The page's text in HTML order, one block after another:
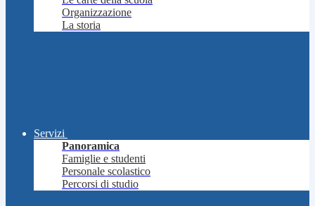
Organizzazione
La storia
Servizi
Panoramica
Famiglie e studenti
Personale scolastico
Percorsi di studio